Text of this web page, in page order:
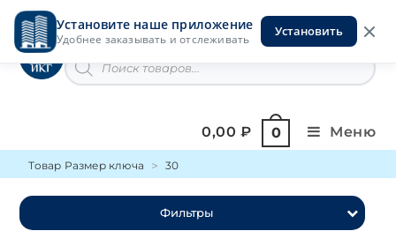
Установите наше приложение
Удобнее заказывать и отслеживать
Установить
Перейти
содержимомуИнструменты на Горской
товаров
0,00₽ 0 Меню
Товар Размер ключа 30
Фильтры